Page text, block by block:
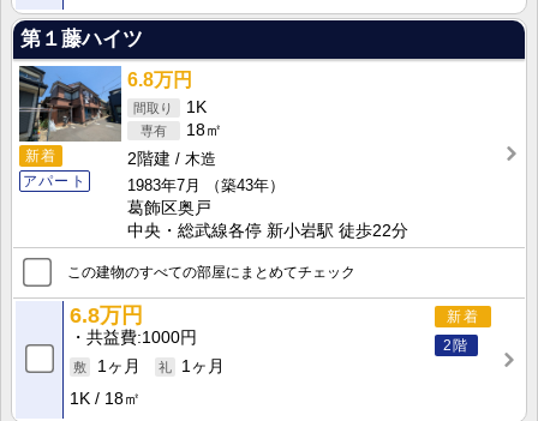
第１藤ハイツ
新着
アパート
6.8万円
1K
18㎡
2階建
木造
1983年7月
（築43年）
葛飾区奥戸
中央・総武線各停 新小岩駅 徒歩22分
この建物のすべての部屋にまとめてチェック
新着
2階
6.8万円
共益費 1000円
1ヶ月
1ヶ月
1K
18㎡